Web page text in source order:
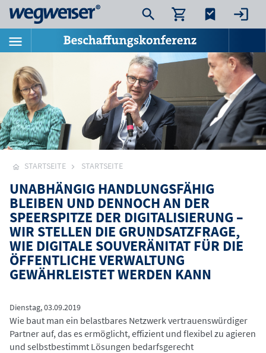
STARTSEITE STARTSEITE
UNABHÄNGIG HANDLUNGSFÄHIG
BLEIBEN UND DENNOCH AN DER
SPEERSPITZE DER DIGITALISIERUNG –
WIR STELLEN DIE GRUNDSATZFRAGE,
WIE DIGITALE SOUVERÄNITAT FÜR DIE
ÖFFENTLICHE VERWALTUNG
GEWÄHRLEISTET WERDEN KANN
Dienstag, 03.09.2019
Wie baut man ein belastbares Netzwerk vertrauenswürdiger
Partner auf, das es ermöglicht, effizient und flexibel zu agieren
und selbstbestimmt Lösungen bedarfsgerecht